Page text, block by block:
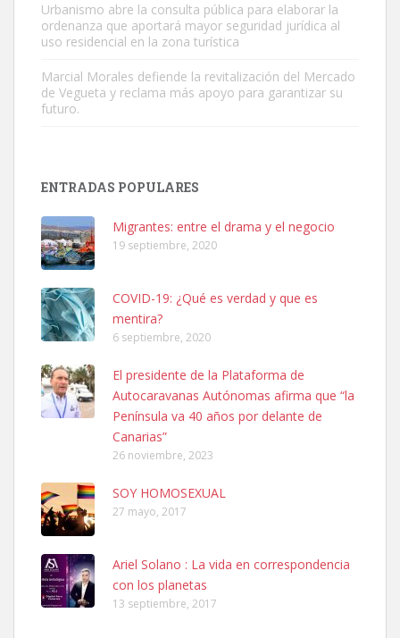
Leales.org » Gran Canaria | 9.7.2025
Leales.org » Gran Canaria
SHIBA PERDIDO AVDA JOSE MESA Y LOPEZ
PERRO MACHO RAZA SHIBA CON MICROCHIP PERDIDO HOY
06/07/2025 ZONA MESA Y LOPEZ. ES MUY ASUSTADIZO
Leales.org » Gran Canaria
6.7.2025
Ninfa perdida
El día 5 se los perdió una ninfa papillera, asustada tiene miedo a la
calle, se perdió por la zon...
Urbanismo abre la consulta pública para elaborar la
ordenanza que aportará mayor seguridad jurídica al
uso residencial en la zona turística
Marcial Morales defiende la revitalización del Mercado
de Vegueta y reclama más apoyo para garantizar su
futuro.
ENTRADAS POPULARES
Migrantes: entre el drama y el negocio
19 septiembre, 2020
COVID-19: ¿Qué es verdad y que es
mentira?
6 septiembre, 2020
El presidente de la Plataforma de
Autocaravanas Autónomas afirma que “la
Península va 40 años por delante de
Canarias”
26 noviembre, 2023
SOY HOMOSEXUAL
27 mayo, 2017
Ariel Solano : La vida en correspondencia
con los planetas
13 septiembre, 2017